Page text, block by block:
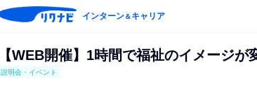
インターン＆キャリア
【WEB開催】1時間で福祉のイメージが
説明会・イベント